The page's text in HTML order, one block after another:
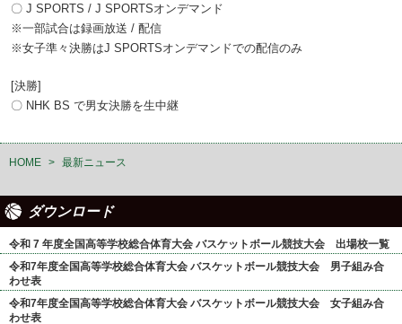
〇 J SPORTS / J SPORTSオンデマンド
※一部試合は録画放送 / 配信
※女子準々決勝はJ SPORTSオンデマンドでの配信のみ
[決勝]
〇 NHK BS で男女決勝を生中継
HOME > 最新ニュース
ダウンロード
令和 7 年度全国高等学校総合体育大会 バスケットボール競技大会 出場校一覧
令和7年度全国高等学校総合体育大会 バスケットボール競技大会 男子組み合
わせ表
令和7年度全国高等学校総合体育大会 バスケットボール競技大会 女子組み合
わせ表